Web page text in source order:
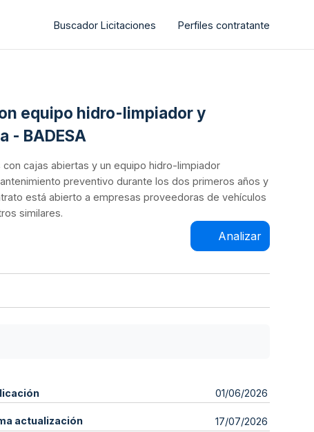
Buscador Licitaciones Perfiles contratante
equipo hidro-limpiador y
- BADESA
cajas abiertas y un equipo hidro-limpiador
preventivo durante los dos primeros años y
está abierto a empresas proveedoras de vehículos
similares.
Analizar
01/06/2026
actualización 17/07/2026